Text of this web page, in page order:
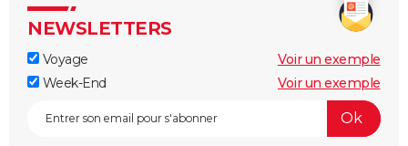
NEWSLETTERS
Voyage
Voir un exemple
Week-End
Voir un exemple